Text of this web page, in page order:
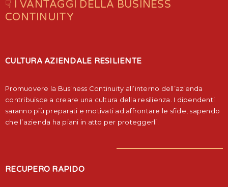
☟ I VANTAGGI DELLA BUSINESS
CONTINUITY
CULTURA AZIENDALE RESILIENTE
Promuovere la Business Continuity all’interno dell’azienda
contribuisce a creare una cultura della resilienza. I dipendenti
saranno più preparati e motivati ad affrontare le sfide, sapendo
che l’azienda ha piani in atto per proteggerli.
RECUPERO RAPIDO